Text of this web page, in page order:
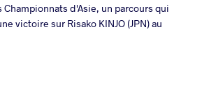
d'Asie, un parcours qui
victoire sur Risako KINJO (JPN) au